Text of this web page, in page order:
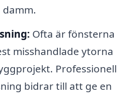
Ofta är fönsterna
misshandlade ytorna
Professionell
bidrar till att ge en